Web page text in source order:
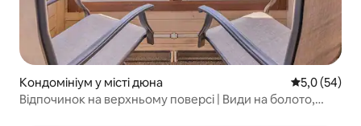
Кондомініум у місті дюна Середня
5,0 (54)
Відпочинок на верхньому поверсі | Види на болото,